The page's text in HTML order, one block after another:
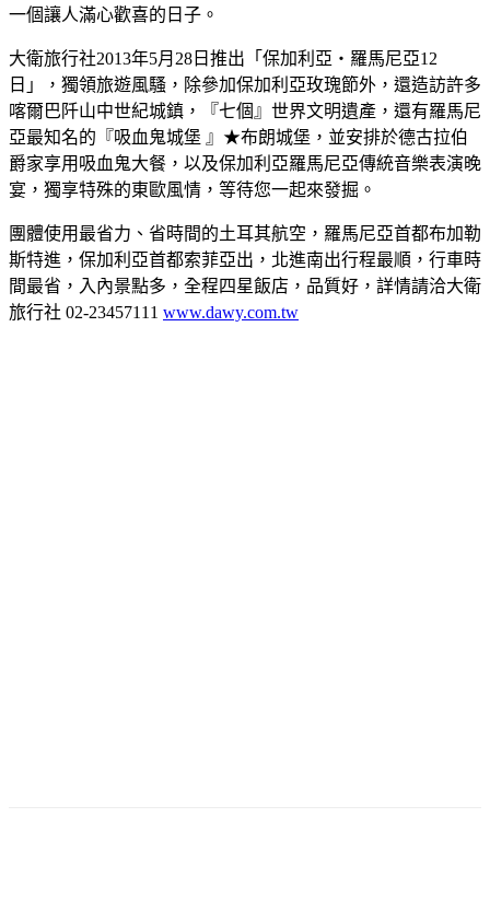
一個讓人滿心歡喜的日子。
大衛旅行社2013年5月28日推出「保加利亞‧羅馬尼亞12
日」，獨領旅遊風騷，除參加保加利亞玫瑰節外，還造訪許多
喀爾巴阡山中世紀城鎮，『七個』世界文明遺產，還有羅馬尼
亞最知名的『吸血鬼城堡 』★布朗城堡，並安排於德古拉伯
爵家享用吸血鬼大餐，以及保加利亞羅馬尼亞傳統音樂表演晚
宴，獨享特殊的東歐風情，等待您一起來發掘。
團體使用最省力、省時間的土耳其航空，羅馬尼亞首都布加勒
斯特進，保加利亞首都索菲亞出，北進南出行程最順，行車時
間最省，入內景點多，全程四星飯店，品質好，詳情請洽大衛
旅行社 02-23457111 www.dawy.com.tw